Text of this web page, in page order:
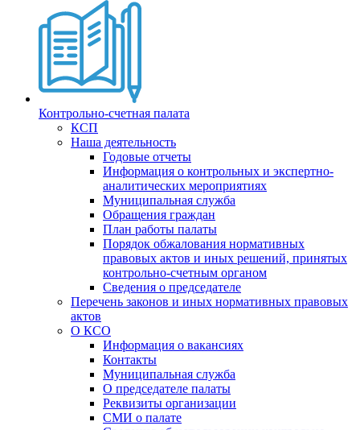
Контрольно-счетная палата
КСП
Наша деятельность
Годовые отчеты
Информация о контрольных и экспертно-
аналитических мероприятиях
Муниципальная служба
Обращения граждан
План работы палаты
Порядок обжалования нормативных
правовых актов и иных решений, принятых
контрольно-счетным органом
Сведения о председателе
Перечень законов и иных нормативных правовых
актов
О КСО
Информация о вакансиях
Контакты
Муниципальная служба
О председателе палаты
Реквизиты организации
СМИ о палате